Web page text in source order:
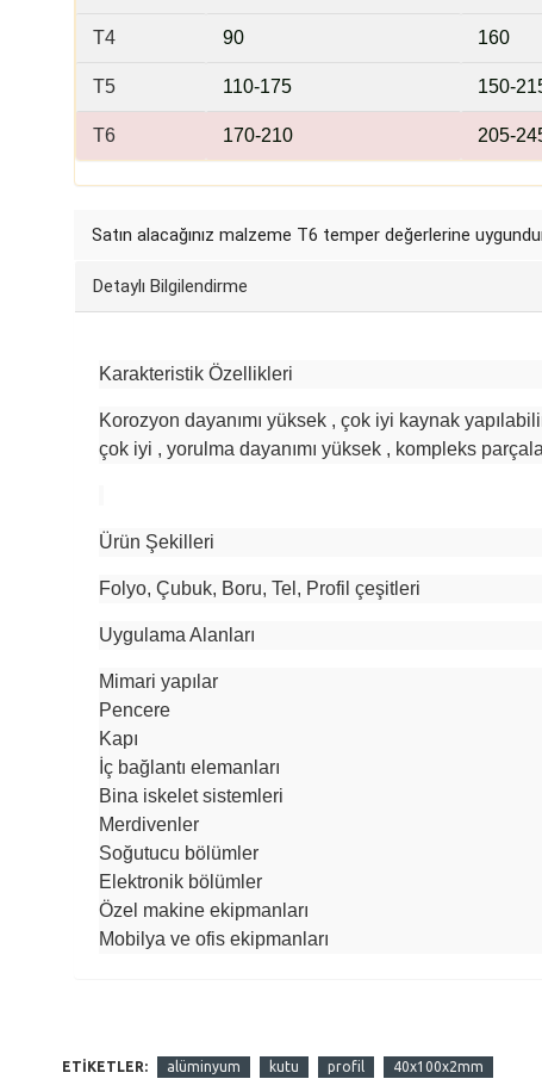
T4 90 160
T5 110-175 150-
T6 170-210 205-
Satın alacağınız malzeme T6 temper değerlerine
Detaylı Bilgilendirme
Karakteristik Özellikleri
Korozyon dayanımı yüksek , çok iyi kaynak
çok iyi , yorulma dayanımı yüksek , kompleks
Ürün Şekilleri
Folyo, Çubuk, Boru, Tel, Profil çeşitleri
Uygulama Alanları
Mimari yapılar
Pencere
Kapı
İç bağlantı elemanları
Bina iskelet sistemleri
Merdivenler
Soğutucu bölümler
Elektronik bölümler
Özel makine ekipmanları
Mobilya ve ofis ekipmanları
ETIKETLER: alüminyum kutu profil 40x100x2mm